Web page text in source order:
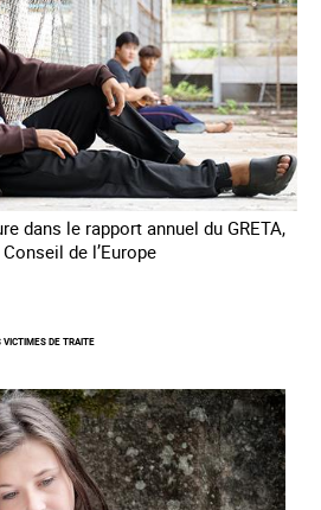
dans le rapport annuel du GRETA,
de l’Europe
DE TRAITE